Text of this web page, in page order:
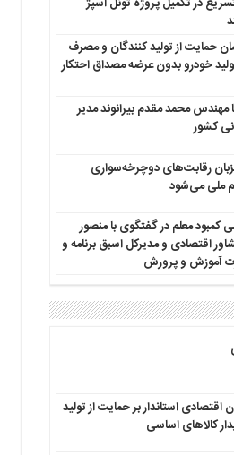
حمایت از تولید کنندگان و مصرف
خودرو بدون عرضه مصداق احتکار
محمد مقدم بیرانوند مدیر
کشور
رقابت‌های دوچرخه‌سواری
ملی می‌شود
کمبود معلم در گفتگوی با منصور
اقتصادی و مدیرکل اسبق برنامه و
آموزش و پرورش
اقتصادی استاندار بر حمایت از تولید
کالاهای اساسی